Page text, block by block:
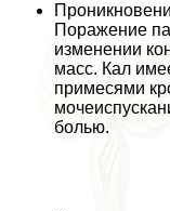
Поражение
изменении
масс. Кал
примесями
болью.